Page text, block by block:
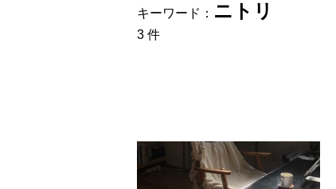
キーワード： ニトリ
3 件